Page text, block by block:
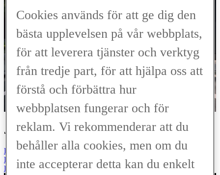
Jag vill
Boka provkörning
Hitta återförsäljare
Kontakta Lexus
Cookies används för att ge dig den
bästa upplevelsen på vår webbplats,
för att leverera tjänster och verktyg
från tredje part, för att hjälpa oss att
förstå och förbättra hur
webbplatsen fungerar och för
reklam. Vi rekommenderar att du
behåller alla cookies, men om du
inte accepterar detta kan du enkelt